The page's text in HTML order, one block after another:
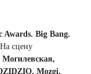
Awards. Big Bang.
сцену
Mozgi,